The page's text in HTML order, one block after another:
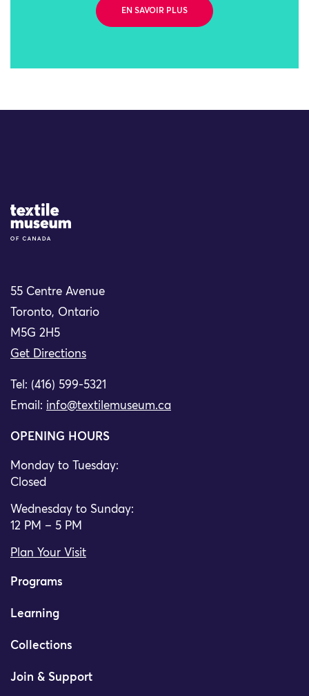
EN SAVOIR PLUS
Site Logo
55 Centre Avenue
Toronto, Ontario
M5G 2H5
Get Directions
Tel: (416) 599-5321
Email: info@textilemuseum.ca
OPENING HOURS
Monday to Tuesday:
Closed
Wednesday to Sunday:
12 PM – 5 PM
Plan Your Visit
Programs
Learning
Collections
Join & Support